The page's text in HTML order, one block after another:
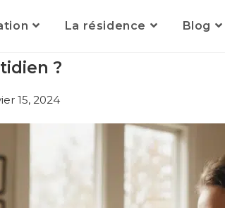
La résidence Blog
?
15, 2024